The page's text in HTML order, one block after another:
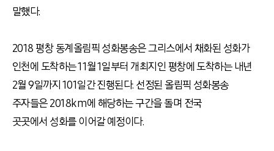
말했다.
2018 평창 동계올림픽 성화봉송은 그리스에서 채화된 성화가
인천에 도착하는 11월 1일부터 개최지인 평창에 도착하는 내년
2월 9일까지 101일간 진행된다. 선정된 올림픽 성화봉송
주자들은 2018km에 해당하는 구간을 돌며 전국
곳곳에서 성화를 이어갈 예정이다.